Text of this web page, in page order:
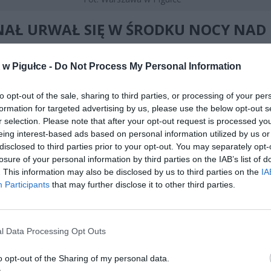
Pigułce - Do Not Process My Personal Information
opt-out of the sale, sharing to third parties, or processing of your
for targeted advertising by us, please use the below opt-out
selection. Please note that after your opt-out request is processed
interest-based ads based on personal information utilized by us
to third parties prior to your opt-out. You may separately
of your personal information by third parties on the IAB’s list of
This information may also be disclosed by us to third parties on the
Participants that may further disclose it to other third parties.
Data Processing Opt Outs
opt-out of the Sharing of my personal data.
URWAŁ SIĘ W ŚRODKU NOCY NAD
WIELKĄ
o utracie łączności z maszyną wpłynęło do służb z Polskiej Agencji
z Węgieri zmierzał do lotniska w Zatorze – był to prywatny lot
do Polski. Dane z systemu ADS-B monitorującego ruch lotniczy
poruszała się na wysokości od 850 do 1000 metrów nad
północno-zachodnim. Przed górą Lubogoszcz pilot
prawo, by ominąć szczyt, następnie wykonał gwałtowny zwrot
Kasiny Wielkiej i Kasinki Małej – i w tym momencie ślad na